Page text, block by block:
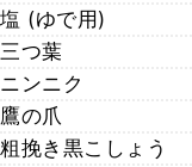
塩 (ゆで用)
三つ葉
ニンニク
鷹の爪
粗挽き黒こしょう